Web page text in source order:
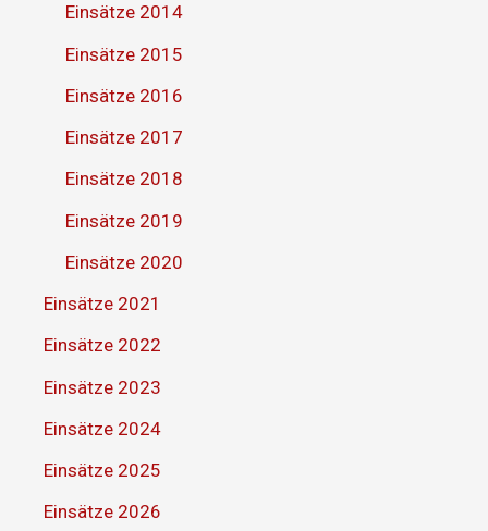
Einsätze 2014
Einsätze 2015
Einsätze 2016
Einsätze 2017
Einsätze 2018
Einsätze 2019
Einsätze 2020
Einsätze 2021
Einsätze 2022
Einsätze 2023
Einsätze 2024
Einsätze 2025
Einsätze 2026